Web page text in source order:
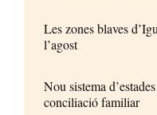
Les zones blaves
l’agost
Nou sistema
conciliació familiar